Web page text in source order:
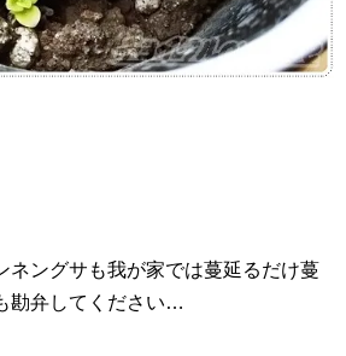
ネングサも我が家では蔓延るだけ蔓
勘弁してください…